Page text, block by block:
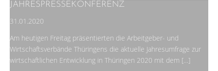
JAHRESPRESSEKONFERENZ
31.01.2020
Am heutigen Freitag präsentierten die Arbeitgeber- und
Wirtschaftsverbände Thüringens die aktuelle Jahresumfrage zur
wirtschaftlichen Entwicklung in Thüringen 2020 mit dem […]